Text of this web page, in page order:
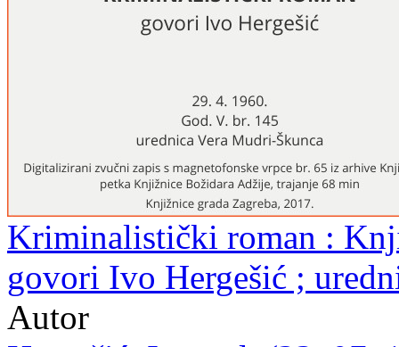
Kriminalistički roman :
govori Ivo Hergešić ;
Autor